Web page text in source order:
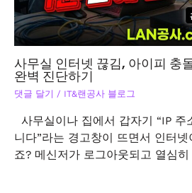
사무실 인터넷 끊김, 아이피 충
완벽 진단하기
댓글 달기 / IT&랜공사 블로그
사무실이나 집에서 갑자기 “IP 주
니다”라는 경고창이 뜨면서 인터넷
죠? 메신저가 로그아웃되고 열심